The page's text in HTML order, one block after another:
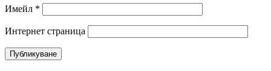
Имейл *
Интернет страница